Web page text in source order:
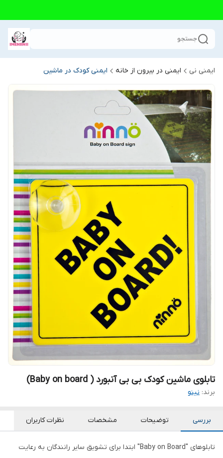
جستجو
ایمنی نی ایمنی در بیرون از خانه ایمنی کودک در ماشین
تابلوی ماشین کودک بی بی آنبورد ( Baby on board)
برند: نینو
بررسی توضیحات مشخصات نظرات کاربران
تابلوهای "Baby on Board" ابتدا برای تشویق سایر رانندگان به رعایت